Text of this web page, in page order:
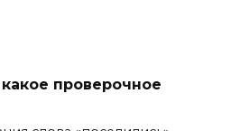
проверочное